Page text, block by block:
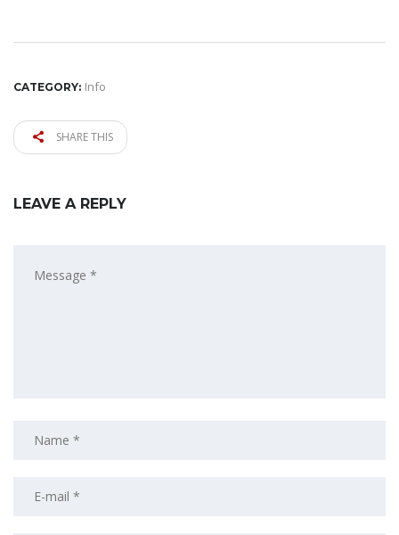
CATEGORY: Info
SHARE THIS
LEAVE A REPLY